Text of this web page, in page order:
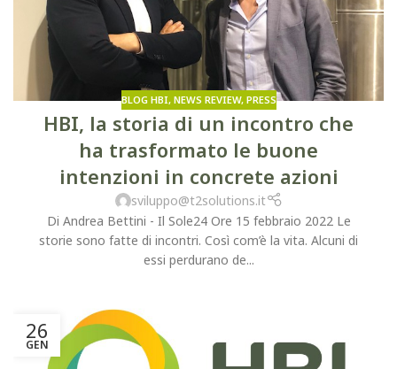
BLOG HBI, NEWS REVIEW, PRESS
HBI, la storia di un incontro che
ha trasformato le buone
intenzioni in concrete azioni
sviluppo@t2solutions.it
Di Andrea Bettini - Il Sole24 Ore 15 febbraio 2022 Le
storie sono fatte di incontri. Così com’è la vita. Alcuni di
essi perdurano de...
26
GEN